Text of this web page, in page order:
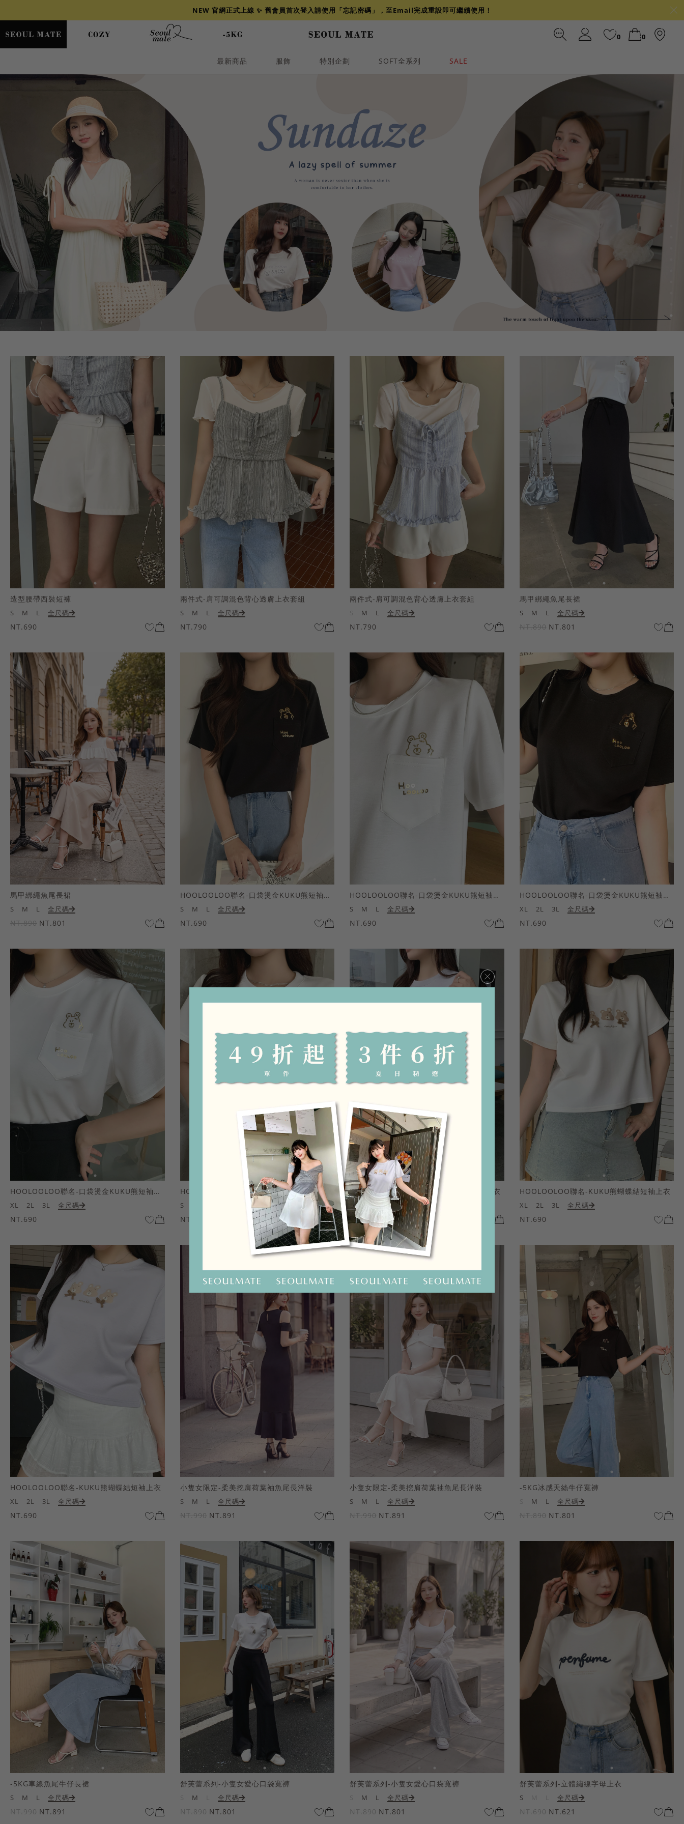
×
NEW 官網正式上線 ✨ 舊會員首次登入請使用「忘記密碼」，至Email完成重設即可繼續使用！
0 0
最新商品 服飾 特別企劃 SOFT全系列 SALE
造型腰帶西裝短褲
S M L 全尺碼
NT.690
兩件式-肩可調混色背心透膚上衣套組
S M L 全尺碼
NT.790
兩件式-肩可調混色背心透膚上衣套組
M L 全尺碼
NT.790
馬甲綁繩魚尾長裙
S M L 全尺碼
NT.890 NT.801
馬甲綁繩魚尾長裙
S M L 全尺碼
NT.890 NT.801
HOOLOOLOO聯名-口袋燙金KUKU熊短袖上衣
S M L 全尺碼
NT.690
HOOLOOLOO聯名-口袋燙金KUKU熊短袖上衣
S M L 全尺碼
NT.690
HOOLOOLOO聯名-口袋燙金KUKU熊短袖上衣
XL 2L 3L 全尺碼
NT.690
HOOLOOLOO聯名-口袋燙金KUKU熊短袖上衣
XL 2L 3L 全尺碼
NT.690
HOOLOOLOO聯名-KUKU熊蝴蝶結短袖上衣
S
NT.690
HOOLOOLOO聯名-KUKU熊蝴蝶結短袖上衣
S M L 全尺碼
NT.690
HOOLOOLOO聯名-KUKU熊蝴蝶結短袖上衣
XL 2L 3L 全尺碼
NT.690
HOOLOOLOO聯名-KUKU熊蝴蝶結短袖上衣
XL 2L 3L 全尺碼
NT.690
小隻女限定-柔美挖肩荷葉袖魚尾長洋裝
S M L 全尺碼
NT.990 NT.891
小隻女限定-柔美挖肩荷葉袖魚尾長洋裝
S M L 全尺碼
NT.990 NT.891
-5KG冰感天絲牛仔寬褲
M L 全尺碼
NT.890 NT.801
-5KG車線魚尾牛仔長裙
S M L 全尺碼
NT.990 NT.891
舒芙蕾系列-小隻女愛心口袋寬褲
M 全尺碼
NT.890 NT.801
舒芙蕾系列-小隻女愛心口袋寬褲
M L 全尺碼
NT.890 NT.801
舒芙蕾系列-立體繡線字母上衣
S 全尺碼
NT.690 NT.621